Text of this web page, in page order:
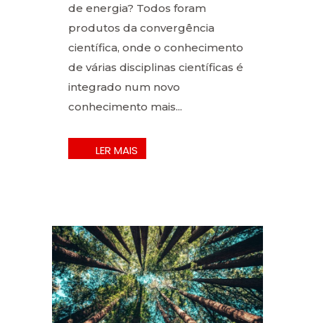
de energia? Todos foram
produtos da convergência
científica, onde o conhecimento
de várias disciplinas científicas é
integrado num novo
conhecimento mais...